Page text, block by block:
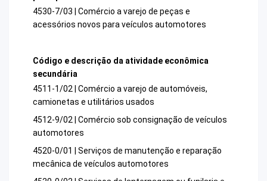
4530-7/03 | Comércio a varejo de peças e
acessórios novos para veículos automotores
Código e descrição da atividade econômica
secundária
4511-1/02 | Comércio a varejo de automóveis,
camionetas e utilitários usados
4512-9/02 | Comércio sob consignação de veículos
automotores
4520-0/01 | Serviços de manutenção e reparação
mecânica de veículos automotores